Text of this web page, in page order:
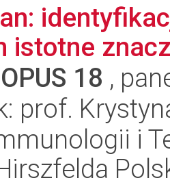
istotne
OPUS 18 ,
prof.
i